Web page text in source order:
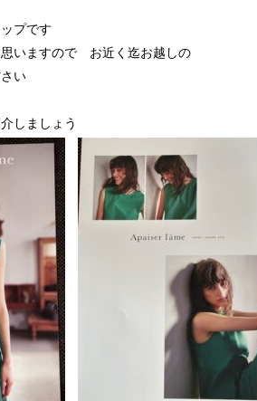
プです
いますので お近く迄お越しの
い
しましょう